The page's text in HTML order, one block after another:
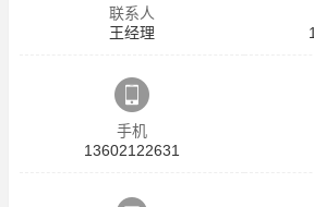
联系人
王经理
手机
13602122631